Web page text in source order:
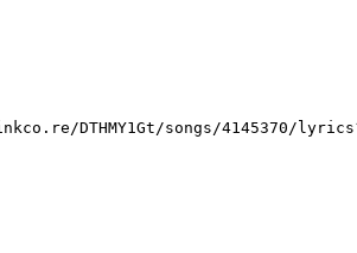
DTHMY1Gt/songs/4145370/